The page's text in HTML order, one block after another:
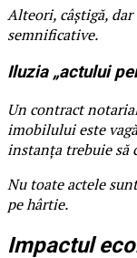
Alteori, câștigă,
semnificative.
Iluzia „actului
Un contract
imobilului este
instanța trebuie să
Nu toate actele
pe hârtie.
Impactul